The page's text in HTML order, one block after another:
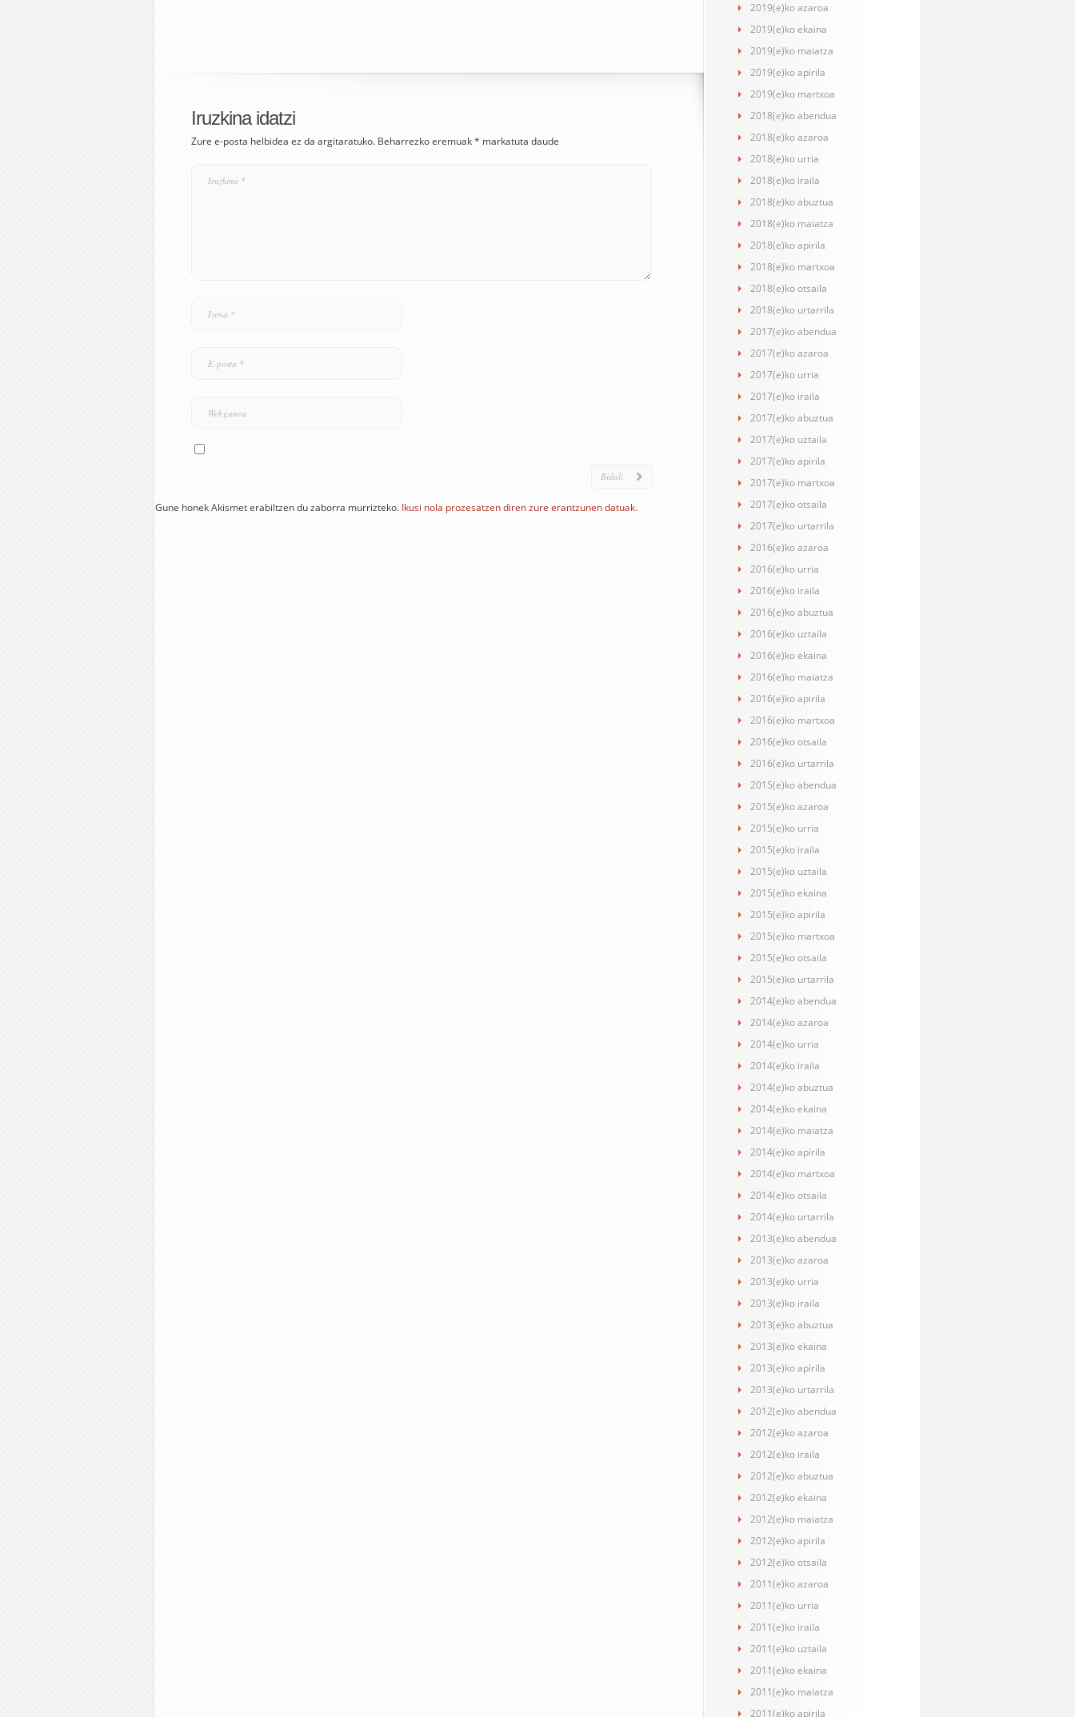
Iruzkina idatzi
Zure e-posta helbidea ez da argitaratuko. Beharrezko eremuak* markatuta daude
Gune honek Akismet erabiltzen du zaborra murrizteko. Ikusi nola prozesatzen diren zure erantzunen datuak.
2019(e)ko azaroa
2019(e)ko ekaina
2019(e)ko maiatza
2019(e)ko apirila
2019(e)ko martxoa
2018(e)ko abendua
2018(e)ko azaroa
2018(e)ko urria
2018(e)ko iraila
2018(e)ko abuztua
2018(e)ko maiatza
2018(e)ko apirila
2018(e)ko martxoa
2018(e)ko otsaila
2018(e)ko urtarrila
2017(e)ko abendua
2017(e)ko azaroa
2017(e)ko urria
2017(e)ko iraila
2017(e)ko abuztua
2017(e)ko uztaila
2017(e)ko apirila
2017(e)ko martxoa
2017(e)ko otsaila
2017(e)ko urtarrila
2016(e)ko azaroa
2016(e)ko urria
2016(e)ko iraila
2016(e)ko abuztua
2016(e)ko uztaila
2016(e)ko ekaina
2016(e)ko maiatza
2016(e)ko apirila
2016(e)ko martxoa
2016(e)ko otsaila
2016(e)ko urtarrila
2015(e)ko abendua
2015(e)ko azaroa
2015(e)ko urria
2015(e)ko iraila
2015(e)ko uztaila
2015(e)ko ekaina
2015(e)ko apirila
2015(e)ko martxoa
2015(e)ko otsaila
2015(e)ko urtarrila
2014(e)ko abendua
2014(e)ko azaroa
2014(e)ko urria
2014(e)ko iraila
2014(e)ko abuztua
2014(e)ko ekaina
2014(e)ko maiatza
2014(e)ko apirila
2014(e)ko martxoa
2014(e)ko otsaila
2014(e)ko urtarrila
2013(e)ko abendua
2013(e)ko azaroa
2013(e)ko urria
2013(e)ko iraila
2013(e)ko abuztua
2013(e)ko ekaina
2013(e)ko apirila
2013(e)ko urtarrila
2012(e)ko abendua
2012(e)ko azaroa
2012(e)ko iraila
2012(e)ko abuztua
2012(e)ko ekaina
2012(e)ko maiatza
2012(e)ko apirila
2012(e)ko otsaila
2011(e)ko azaroa
2011(e)ko urria
2011(e)ko iraila
2011(e)ko uztaila
2011(e)ko ekaina
2011(e)ko maiatza
2011(e)ko apirila